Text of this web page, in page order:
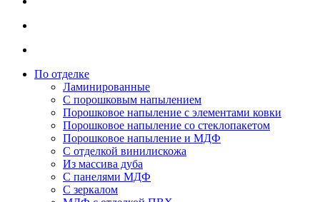
По отделке
Ламинированные
С порошковым напылением
Порошковое напыление с элементами ковки
Порошковое напыление со стеклопакетом
Порошковое напыление и МДФ
С отделкой винилискожа
Из массива дуба
С панелями МДФ
С зеркалом